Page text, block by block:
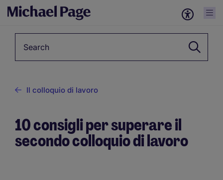
Il colloquio di lavoro
10 consigli per superare il
secondo colloquio di lavoro